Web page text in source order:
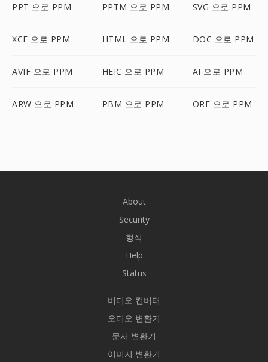
PPT 으로 PPM PPTM 으로 PPM SVG 으로 PPM
XCF 으로 PPM HTML 으로 PPM DOC 으로 PPM
AVIF 으로 PPM HEIC 으로 PPM AI 으로 PPM
ARW 으로 PPM PBM 으로 PPM ORF 으로 PPM
About
Security
형식
Help
Status
비디오 컨버터
오디오 변환기
문서 변환기
이미지 변환기